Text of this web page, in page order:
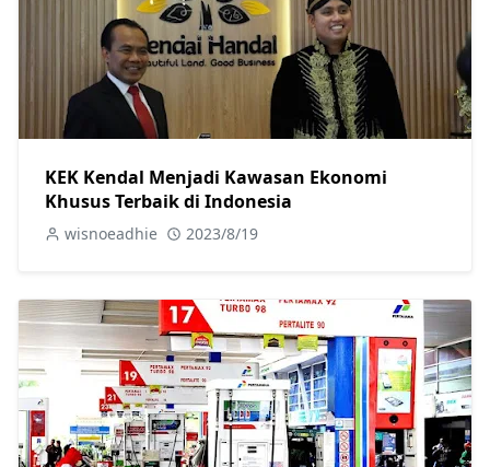
KEK Kendal Menjadi Kawasan Ekonomi
Khusus Terbaik di Indonesia
wisnoeadhie 2023/8/19